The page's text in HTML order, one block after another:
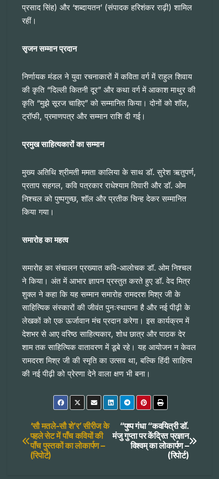
प्रसाद सिंह) और ‘शब्दायतन’ (संपादक हरिशंकर राढ़ी) शामिल
रहीं।
सृजन सम्मान प्रदान
निर्णायक मंडल ने युवा रचनाकारों में कविता वर्ग में राहुल शिवाय
की कृति “दिल्ली कितनी दूर” और कथा वर्ग में आकाश माथुर की
कृति “मुझे सूरज चाहिए” को सम्मानित किया। दोनों को शॉल,
ट्रॉफी, प्रमाणपत्र और सम्मान राशि दी गई।
प्रमुख साहित्यकारों का सम्मान
मुख्य अतिथि श्रीमती ममता कालिया के साथ डॉ. सुरेश ऋतुपर्ण,
प्रताप सहगल, कवि पत्रकार राधेश्याम तिवारी और डॉ. ओम
निश्चल को पुष्पगुच्छ, शॉल और प्रतीक चिन्ह देकर सम्मानित
किया गया।
समारोह का महत्व
समारोह का संचालन प्रख्यात कवि-आलोचक डॉ. ओम निश्चल
ने किया। अंत में आभार ज्ञापन प्रस्तुत करते हुए डॉ. वेद मित्र
शुक्ल ने कहा कि यह सम्मान समारोह रामदरश मिश्र जी के
साहित्यिक संस्कारों की जीवंत पुनःस्थापना है और नई पीढ़ी के
लेखकों को एक ऊर्जावान मंच प्रदान करेगा। इस कार्यक्रम में
देशभर से आए वरिष्ठ साहित्यकार, शोध छात्र और पाठक देर
शाम तक साहित्यिक वातावरण में डूबे रहे। यह आयोजन न केवल
रामदरश मिश्र जी की स्मृति का उत्सव था, बल्कि हिंदी साहित्य
की नई पीढ़ी को प्रेरणा देने वाला क्षण भी बना।
Post
navigation
“पुष्प गंधा “कवयित्री डॉ.
मंजु गुप्ता पर केंद्रित प्रज्ञान
विश्वम् का लोकार्पण –
(रिपोर्ट)
‘सौ मतले-सौ शे’र’ सीरीज के
पहले सेट में पाँच कवियों की
पाँच पुस्तकों का लोकार्पण –
(रिपोर्ट)